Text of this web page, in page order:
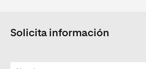
Solicita información